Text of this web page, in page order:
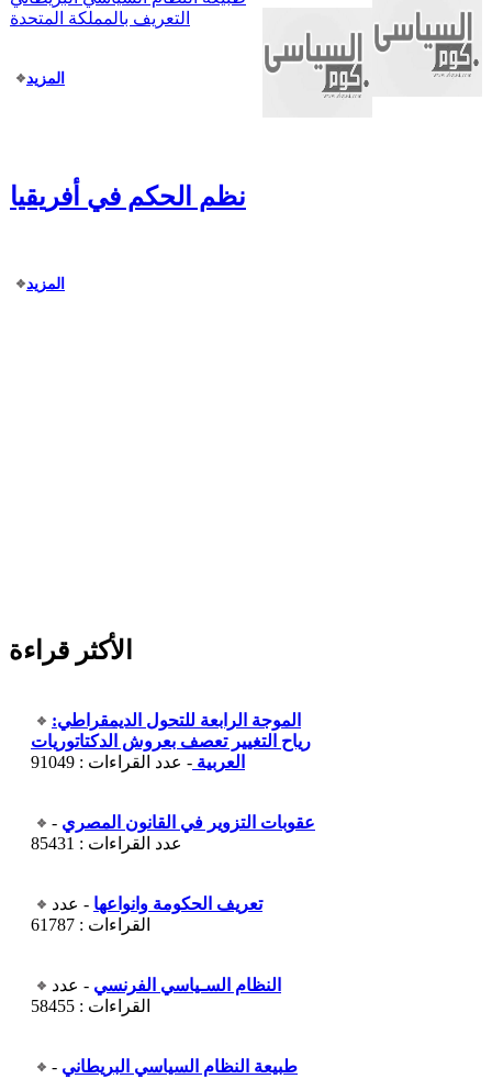
التعريف بالمملكة المتحدة
المزيد
نظم الحكم في أفريقيا
المزيد
الأكثر قراءة
الموجة الرابعة للتحول الديمقراطي:
رياح التغيير تعصف بعروش الدكتاتوريات
العربية - عدد القراءات : 91049
عقوبات التزوير في القانون المصري -
عدد القراءات : 85431
تعريف الحكومة وانواعها - عدد
القراءات : 61787
النظام السـياسي الفرنسي - عدد
القراءات : 58455
طبيعة النظام السياسي البريطاني -